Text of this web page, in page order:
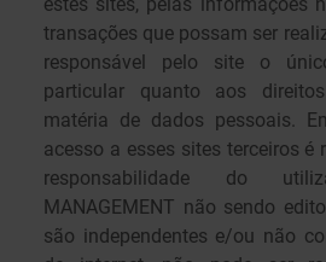
transações que possam ser
responsável pelo site o
particular quanto aos
matéria de dados pessoais.
acesso a esses sites terceiros
responsabilidade do
MANAGEMENT não sendo
são independentes e/ou não